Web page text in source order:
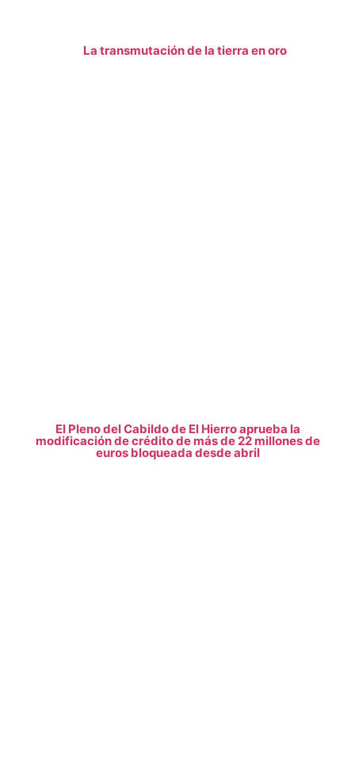
La transmutación de la tierra en oro
El Pleno del Cabildo de El Hierro aprueba la
modificación de crédito de más de 22 millones de
euros bloqueada desde abril